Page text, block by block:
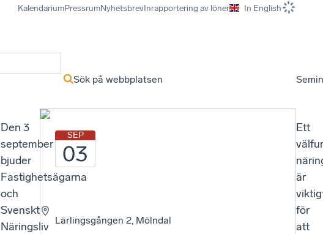
KalendariumPressrumNyhetsbrevInrapportering av löner In English
Sök på webbplatsen
SEP
03
Lärlingsgången 2, Mölndal
Den 3
september
bjuder
Fastighetsägarna
och
Svenskt
Näringsliv
Ett
är
för
att